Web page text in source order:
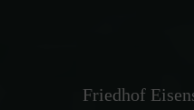
Friedhof